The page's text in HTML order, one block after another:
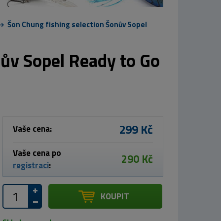
Šon Chung fishing selection Šonův Sopel
Sopel Ready to Go
Vaše cena: 299 Kč
Vaše cena po
registraci: 290 Kč
KOUPIT